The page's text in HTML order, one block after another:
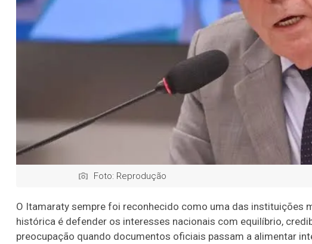
Foto: Reprodução
O Itamaraty sempre foi reconhecido como uma das instituições
histórica é defender os interesses nacionais com equilíbrio,
preocupação quando documentos oficiais passam a alimentar